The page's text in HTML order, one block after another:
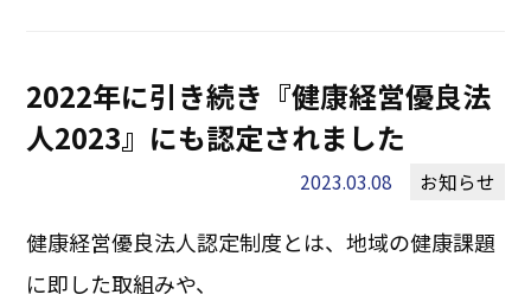
2022年に引き続き『健康経営優良法
人2023』にも認定されました
2023.03.08 お知らせ
健康経営優良法人認定制度とは、地域の健康課題
に即した取組みや、